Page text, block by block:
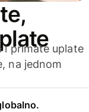
i primate uplate
na jednom